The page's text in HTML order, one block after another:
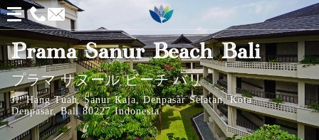
メ
ニ
ュ
を
開
Prama Sanur Beach Bali
プラマ サヌール ビーチ バリ
Jl. Hang Tuah, Sanur Kaja, Denpasar Selatan, Kota
Denpasar, Bali 80227 Indonesia